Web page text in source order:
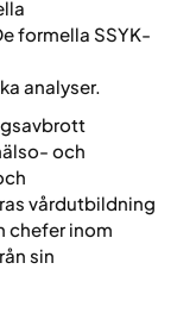
formella SSYK-
analyser.
och
vårdutbildning
chefer inom
sin